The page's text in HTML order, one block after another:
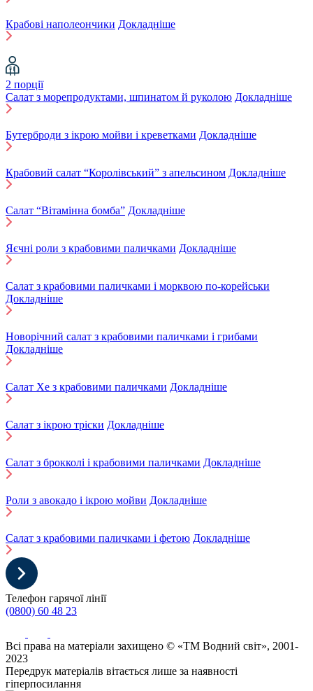
Крабові наполеончики Докладніше
2 порції
Салат з морепродуктами, шпинатом й руколою Докладніше
Бутерброди з ікрою мойви і креветками Докладніше
Крабовий салат “Королівський” з апельсином Докладніше
Салат “Вітамінна бомба” Докладніше
Яєчні роли з крабовими паличками Докладніше
Салат з крабовими паличками і морквою по-корейськи
Докладніше
Новорічний салат з крабовими паличками і грибами
Докладніше
Салат Хе з крабовими паличками Докладніше
Салат з ікрою тріски Докладніше
Салат з брокколі і крабовими паличками Докладніше
Роли з авокадо і ікрою мойви Докладніше
Салат з крабовими паличками і фетою Докладніше
Телефон гарячої лінії
(0800) 60 48 23
Всі права на матеріали захищено © «ТМ Водний світ», 2001-
2023
Передрук матеріалів вітається лише за наявності
гіперпосилання